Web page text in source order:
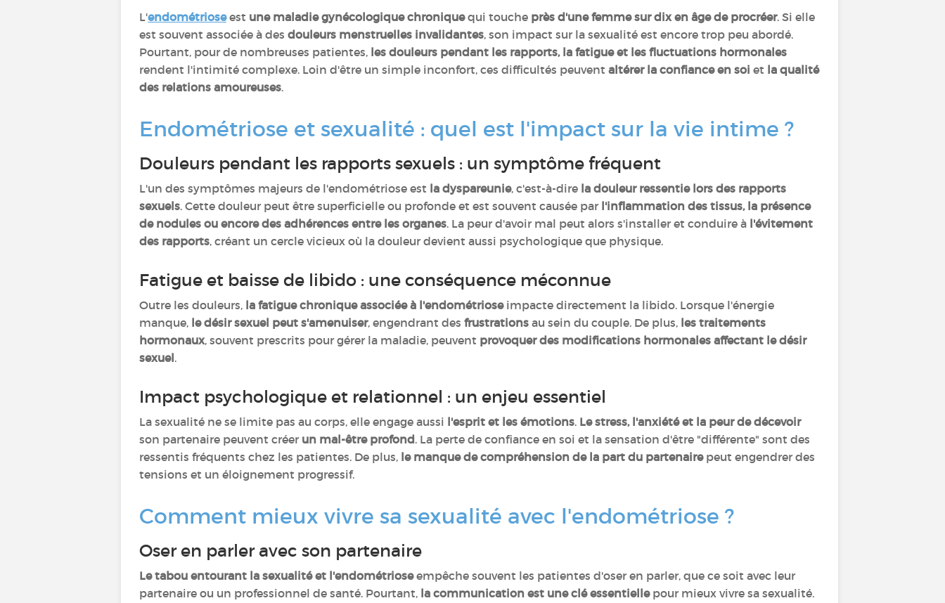
L'endométrioseest une maladie gynécologique chroniquequi touche près d'une femme sur dix en âge de procréer. Si elle
est souvent associée à des douleurs menstruelles invalidantes, son impact sur la sexualité est encore trop peu abordé.
Pourtant, pour de nombreuses patientes, les douleurs pendant les rapports, la fatigue et les fluctuations hormonales
rendent l'intimité complexe. Loin d'être un simple inconfort, ces difficultés peuvent altérer la confiance en soi et la qualité
des relations amoureuses.
Endométriose et sexualité : quel est l'impact sur la vie intime ?
Douleurs pendant les rapports sexuels : un symptôme fréquent
L'un des symptômes majeurs de l'endométriose est la dyspareunie, c'est-à-dire la douleur ressentie lors des rapports
sexuels. Cette douleur peut être superficielle ou profonde et est souvent causée par l'inflammation des tissus, la présence
de nodules ou encore des adhérences entre les organes. La peur d'avoir mal peut alors s'installer et conduire à l'évitement
des rapports, créant un cercle vicieux où la douleur devient aussi psychologique que physique.
Fatigue et baisse de libido : une conséquence méconnue
Outre les douleurs, la fatigue chronique associée à l'endométrioseimpacte directement la libido. Lorsque l'énergie
manque, le désir sexuel peut s'amenuiser, engendrant des frustrations au sein du couple. De plus, les traitements
hormonaux, souvent prescrits pour gérer la maladie, peuvent provoquer des modifications hormonales affectant le désir
sexuel.
Impact psychologique et relationnel : un enjeu essentiel
La sexualité ne se limite pas au corps, elle engage aussi l'esprit et les émotions. Le stress, l'anxiété et la peur de décevoir
son partenaire peuvent créer un mal-être profond. La perte de confiance en soi et la sensation d'être "différente" sont des
ressentis fréquents chez les patientes. De plus, le manque de compréhension de la part du partenairepeut engendrer des
tensions et un éloignement progressif.
Comment mieux vivre sa sexualité avec l'endométriose ?
Oser en parler avec son partenaire
Le tabou entourant la sexualité et l'endométrioseempêche souvent les patientes d'oser en parler, que ce soit avec leur
partenaire ou un professionnel de santé. Pourtant, la communication est une clé essentielle pour mieux vivre sa sexualité.